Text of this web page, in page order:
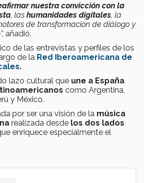
nuestra convicción con la
, las humanidades digitales , la
de transformación de diálogo y
añadió.
de las entrevistas y perfiles de los
de la Red Iberoamericana de
.
lazo cultural que une a España
como Argentina,
y México.
por ser una visión de la música
realizada desde los dos lados
enriquece especialmente el